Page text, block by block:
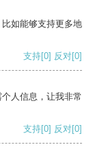
如能够支持更多地
支持[0] 反对[0]
人信息，让我非常
支持[0] 反对[0]